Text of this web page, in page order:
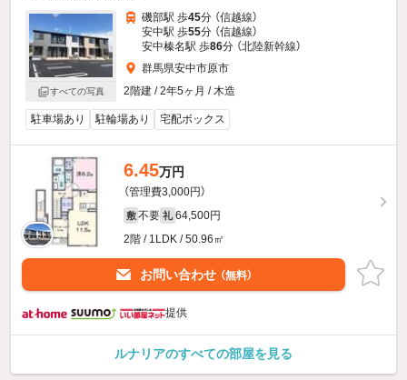
すべての写真
磯部駅 歩45分 （信越線）
安中駅 歩55分 （信越線）
安中榛名駅 歩86分 （北陸新幹線）
群馬県安中市原市
2階建 / 2年5ヶ月 / 木造
駐車場あり 駐輪場あり 宅配ボックス
6.45万円
（管理費3,000円）
敷 不要 礼 64,500円
2階 / 1LDK / 50.96㎡
お問い合わせ （無料）
提供
ルナリアのすべての部屋を見る